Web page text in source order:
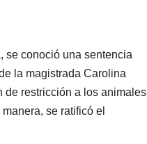
se conoció una sentencia
la magistrada Carolina
de restricción a los animales
se ratificó el